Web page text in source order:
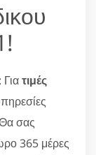
τιμές
σας
365 μέρες